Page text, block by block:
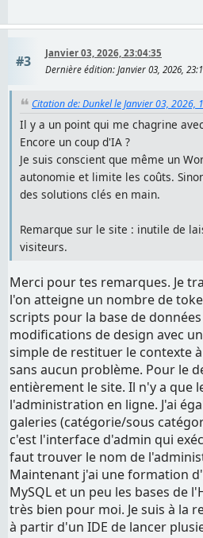
#3
Janvier 03, 2026, 23:04:35
Dernière édition: Janvier 03, 2026,
Citation de: Dunkel le Janvier 03, 2026,
Il y a un point qui me chagrine
Encore un coup d'IA ?
Je suis conscient que même un
autonomie et limite les coûts.
des solutions clés en main.
Remarque sur le site : inutile de
visiteurs.
Merci pour tes remarques. Je
l'on atteigne un nombre de
scripts pour la base de
modifications de design avec
simple de restituer le contexte
sans aucun problème. Pour le
entièrement le site. Il n'y a que
l'administration en ligne. J'ai
galeries (catégorie/sous
c'est l'interface d'admin qui
faut trouver le nom de
Maintenant j'ai une formation
MySQL et un peu les bases de
très bien pour moi. Je suis à la
à partir d'un IDE de lancer